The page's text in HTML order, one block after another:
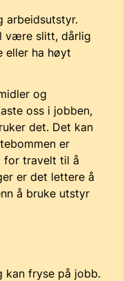
arbeidsutstyr.
være slitt, dårlig
eller ha høyt
og
oss i jobben,
det. Det kan
er
for travelt til å
er det lettere å
å bruke utstyr
kan fryse på jobb.